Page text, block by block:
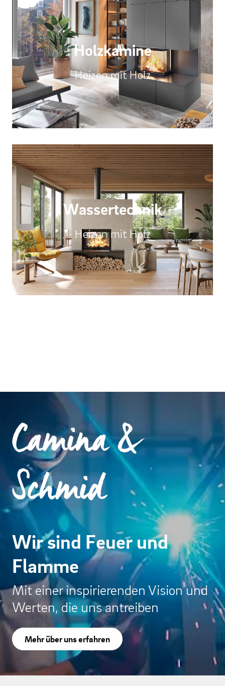
Holzkamine
Heizen mit Holz
Wassertechnik
Heizen mit Holz
Camina &
Schmid
Wir sind Feuer und
Flamme
Mit einer inspirierenden Vision und
Werten, die uns antreiben
Mehr über uns erfahren